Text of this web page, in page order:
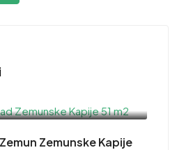
Zemunske Kapije